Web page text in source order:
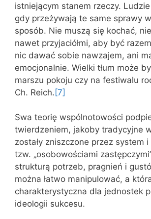
istniejącym stanem rzeczy. Ludzie
gdy przeżywają te same sprawy
sposób. Nie muszą się kochać,
nawet przyjaciółmi, aby być
nic dawać sobie nawzajem, ani
emocjonalnie. Wielki tłum może
marszu pokoju czy na festiwalu
Ch. Reich. [7]
Swa teorię wspólnotowości
twierdzeniem, jakoby tradycyjne
zostały zniszczone przez system
tzw. „osobowościami
strukturą potrzeb, pragnień i
można łatwo manipulować, a
charakterystyczna dla jednostek
ideologii sukcesu.